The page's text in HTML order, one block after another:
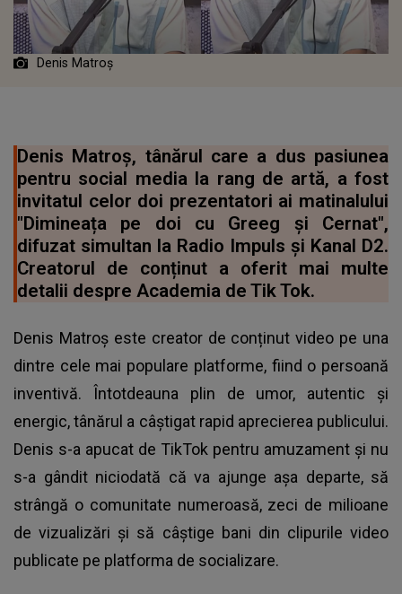
Denis Matroș
Denis Matroș, tânărul care a dus pasiunea
pentru social media la rang de artă, a fost
invitatul celor doi prezentatori ai matinalului
"Dimineața pe doi cu Greeg și Cernat",
difuzat simultan la Radio Impuls și Kanal D2.
Creatorul de conținut a oferit mai multe
detalii despre Academia de Tik Tok.
Denis Matroș este creator de conținut video pe una
dintre cele mai populare platforme, fiind o persoană
inventivă. Întotdeauna plin de umor, autentic și
energic, tânărul a câștigat rapid aprecierea publicului.
Denis s-a apucat de TikTok pentru amuzament și nu
s-a gândit niciodată că va ajunge așa departe, să
strângă o comunitate numeroasă, zeci de milioane
de vizualizări și să câștige bani din clipurile video
publicate pe platforma de socializare.